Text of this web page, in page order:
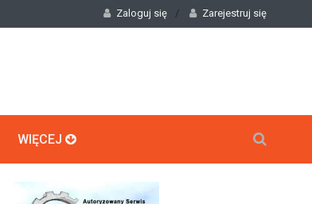
Zaloguj się / Zarejestruj się
WIĘCEJ